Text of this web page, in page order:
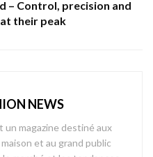
– Control, precision and
their peak
NEWS
un magazine destiné aux
et au grand public